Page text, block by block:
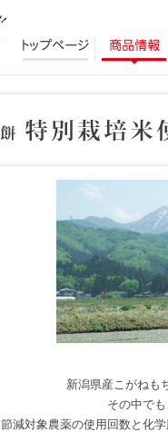
新潟県産こがねも
その中で
節減対象農薬の使用回数と化